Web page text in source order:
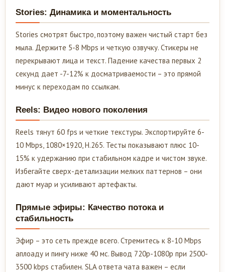
Stories: Динамика и моментальность
Stories смотрят быстро, поэтому важен чистый старт без
мыла. Держите 5-8 Mbps и четкую озвучку. Стикеры не
перекрывают лица и текст. Падение качества первых 2
секунд дает -7-12% к досматриваемости – это прямой
минус к переходам по ссылкам.
Reels: Видео нового поколения
Reels тянут 60 fps и четкие текстуры. Экспортируйте 6-
10 Mbps, 1080×1920, H.265. Тесты показывают плюс 10-
15% к удержанию при стабильном кадре и чистом звуке.
Избегайте сверх-детализации мелких паттернов – они
дают муар и усиливают артефакты.
Прямые эфиры: Качество потока и
стабильность
Эфир – это сеть прежде всего. Стремитесь к 8-10 Mbps
аплоаду и пингу ниже 40 мс. Вывод 720p-1080p при 2500-
3500 kbps стабилен. SLA ответа чата важен – если